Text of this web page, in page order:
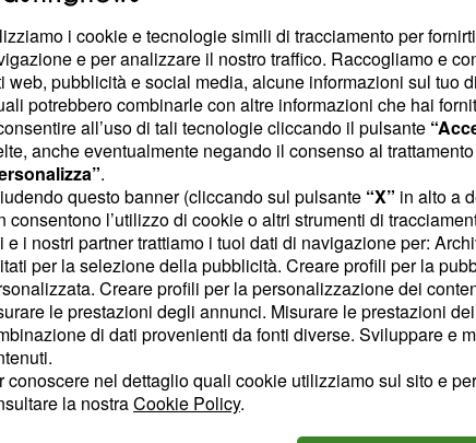
è sempre necessaria la prescrizione da parte del
funziona il farmaco?
difarmaci che trattano la disfunzione erettile
la vasodilatazione locale. In tal modo
l'erezione a tutti i soggetti che presentano un
il meccanismo di base è molto simile ad
di questo tipo già esistenti sul mercato, ma è
semplice da utilizzare e soprattutto fa effetto poco
i cookie e tecnologie simili di tracciamento per
e per analizzare il nostro traffico. Raccogliamo e
web, pubblicità e social media, alcune informazioni sul tuo
potrebbero combinarle con altre informazioni che hai
all’uso di tali tecnologie cliccando il pulsante
anche eventualmente negando il consenso al
.
questo banner (cliccando sul pulsante “X” in alto a
consentono l’utilizzo di cookie o altri strumenti di
e i nostri partner trattiamo i tuoi dati di navigazione per:
per la selezione della pubblicità. Creare profili per la
Creare profili per la personalizzazione dei
le prestazioni degli annunci. Misurare le prestazioni
di dati provenienti da fonti diverse. Sviluppare e
conoscere nel dettaglio quali cookie utilizziamo sul sito e
la nostraCookie Policy.